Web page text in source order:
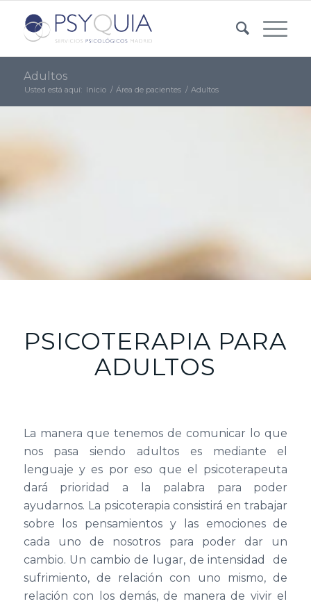
Adultos
Usted está aquí: Inicio / Área de pacientes / Adultos
PSICOTERAPIA PARA
ADULTOS
La manera que tenemos de comunicar lo que
nos pasa siendo adultos es mediante el
lenguaje y es por eso que el psicoterapeuta
dará prioridad a la palabra para poder
ayudarnos. La psicoterapia consistirá en trabajar
sobre los pensamientos y las emociones de
cada uno de nosotros para poder dar un
cambio. Un cambio de lugar, de intensidad de
sufrimiento, de relación con uno mismo, de
relación con los demás, de manera de vivir el